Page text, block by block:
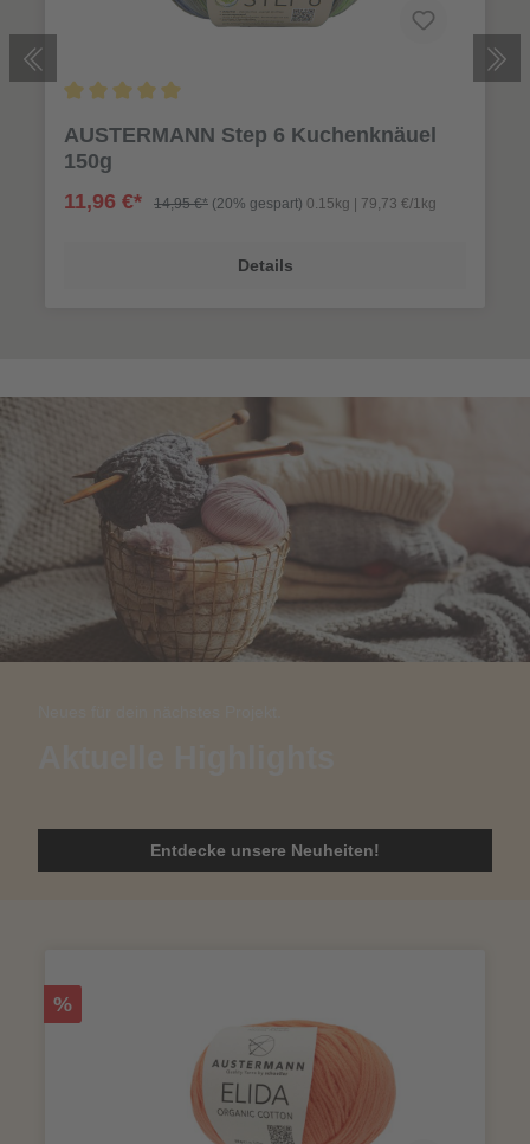
AUSTERMANN Step 6 Kuchenknäuel
150g
11,96 €*
14,95 €* (20% gespart) 0.15kg | 79,73 €/1kg
Details
Entdecke unsere Neuheiten!
%